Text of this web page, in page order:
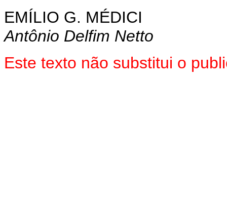
EMÍLIO G. MÉDICI
Antônio Delfim Netto
Este texto não substitui o